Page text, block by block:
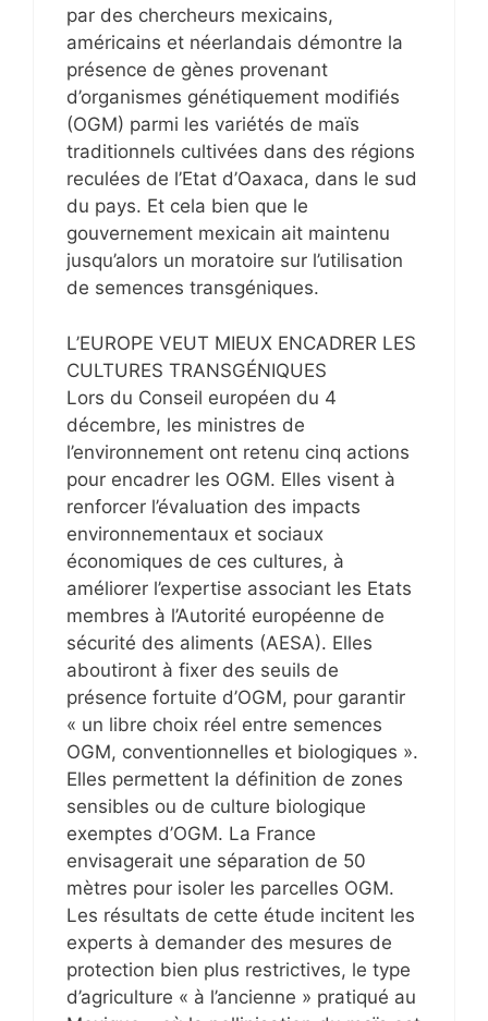
par des chercheurs mexicains,
américains et néerlandais démontre la
présence de gènes provenant
d’organismes génétiquement modifiés
(OGM) parmi les variétés de maïs
traditionnels cultivées dans des régions
reculées de l’Etat d’Oaxaca, dans le sud
du pays. Et cela bien que le
gouvernement mexicain ait maintenu
jusqu’alors un moratoire sur l’utilisation
de semences transgéniques.
L’EUROPE VEUT MIEUX ENCADRER LES
CULTURES TRANSGÉNIQUES
Lors du Conseil européen du 4
décembre, les ministres de
l’environnement ont retenu cinq actions
pour encadrer les OGM. Elles visent à
renforcer l’évaluation des impacts
environnementaux et sociaux
économiques de ces cultures, à
améliorer l’expertise associant les Etats
membres à l’Autorité européenne de
sécurité des aliments (AESA). Elles
aboutiront à fixer des seuils de
présence fortuite d’OGM, pour garantir
« un libre choix réel entre semences
OGM, conventionnelles et biologiques ».
Elles permettent la définition de zones
sensibles ou de culture biologique
exemptes d’OGM. La France
envisagerait une séparation de 50
mètres pour isoler les parcelles OGM.
Les résultats de cette étude incitent les
experts à demander des mesures de
protection bien plus restrictives, le type
d’agriculture « à l’ancienne » pratiqué au